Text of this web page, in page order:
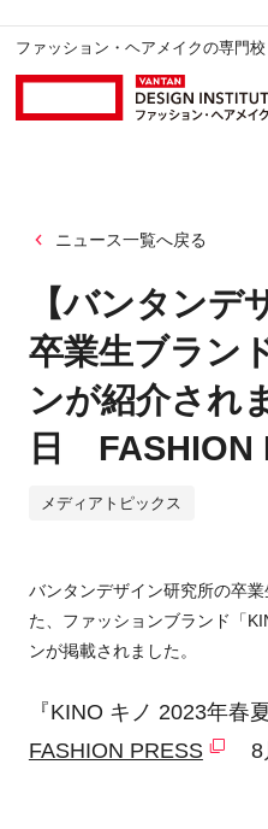
ファッション・ヘアメイクの専門
ニュース一覧へ戻る
【バンタンデ
卒業生ブラン
ンが紹介され
日 FASHION
メディアトピックス
バンタンデザイン研究所の卒
た、ファッションブランド「
ンが掲載されました。
『KINO キノ 2023年春
FASHION PRESS
8